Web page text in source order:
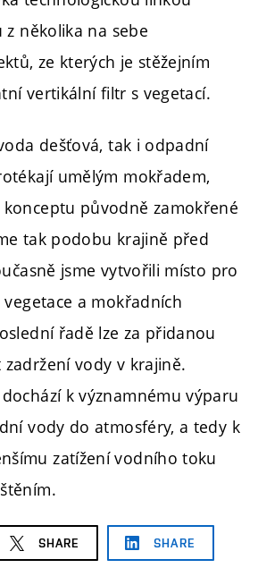
z několika na sebe
ze kterých je stěžejním
vertikální filtr s vegetací.
dešťová, tak i odpadní
umělým mokřadem,
původně zamokřené
tak podobu krajině před
jsme vytvořili místo pro
a mokřadních
řadě lze za přidanou
vody v krajině.
k významnému výparu
vody do atmosféry, a tedy k
zatížení vodního toku
SHARE SHARE